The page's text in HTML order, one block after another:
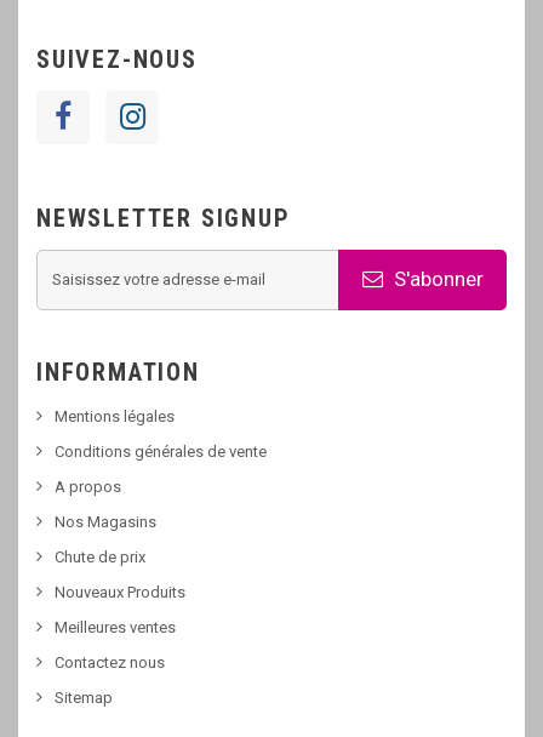
SUIVEZ-NOUS
NEWSLETTER SIGNUP
S'abonner
INFORMATION
Mentions légales
Conditions générales de vente
A propos
Nos Magasins
Chute de prix
Nouveaux Produits
Meilleures ventes
Contactez nous
Sitemap